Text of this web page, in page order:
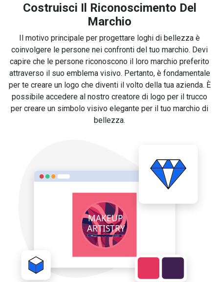
Costruisci Il Riconoscimento Del
Marchio
Il motivo principale per progettare loghi di bellezza è
coinvolgere le persone nei confronti del tuo marchio. Devi
capire che le persone riconoscono il loro marchio preferito
attraverso il suo emblema visivo. Pertanto, è fondamentale
per te creare un logo che diventi il volto della tua azienda. È
possibile accedere al nostro creatore di logo per il trucco
per creare un simbolo visivo elegante per il tuo marchio di
bellezza.